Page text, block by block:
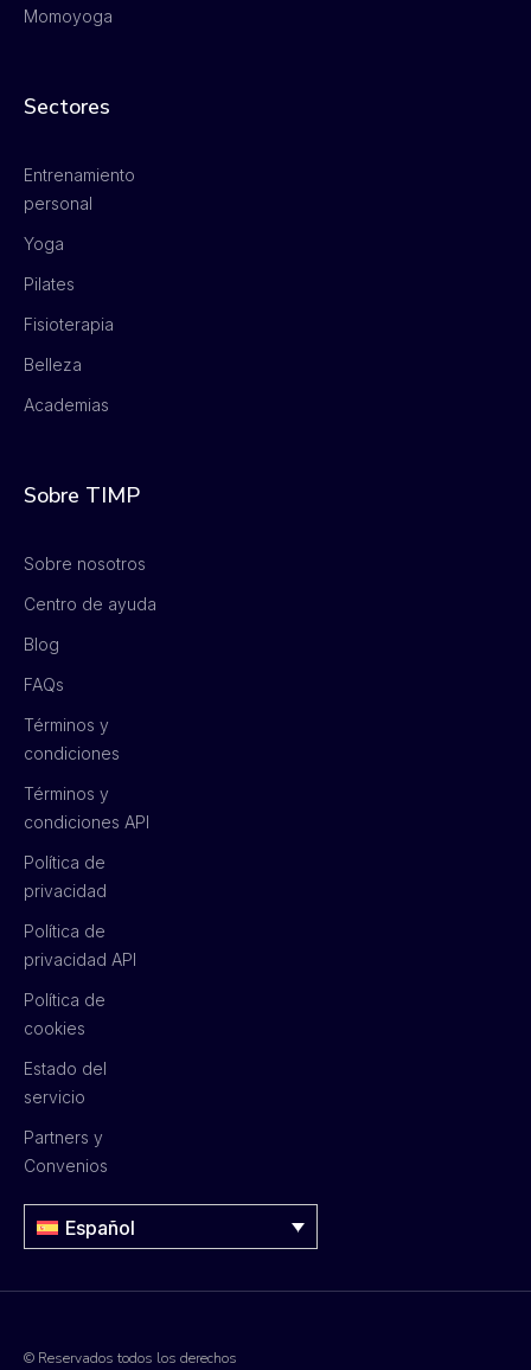
Momoyoga
Sectores
Entrenamiento
personal
Yoga
Pilates
Fisioterapia
Belleza
Academias
Sobre TIMP
Sobre nosotros
Centro de ayuda
Blog
FAQs
Términos y
condiciones
Términos y
condiciones API
Política de
privacidad
Política de
privacidad API
Política de
cookies
Estado del
servicio
Partners y
Convenios
Español
© Reservados todos los derechos